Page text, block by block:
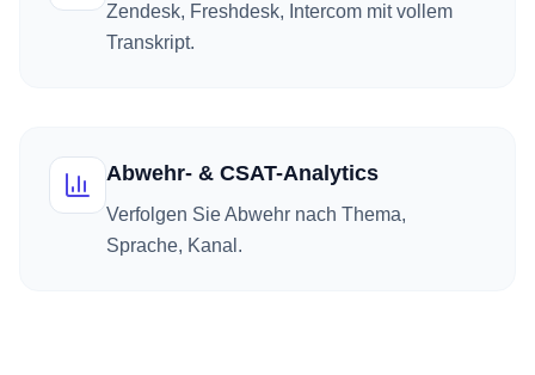
Zendesk, Freshdesk, Intercom mit vollem
Transkript.
Abwehr- & CSAT-Analytics
Verfolgen Sie Abwehr nach Thema,
Sprache, Kanal.